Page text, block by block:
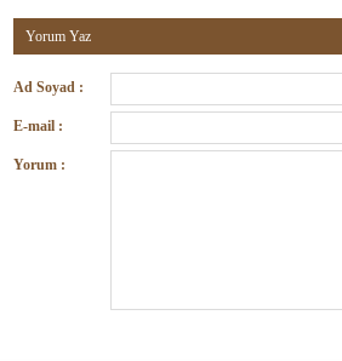
Yorum Yaz
Ad Soyad :
E-mail :
Yorum :